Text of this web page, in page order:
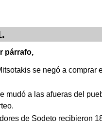
párrafo,
se negó a comprar
mudó a las afueras del
de Sodeto recibieron